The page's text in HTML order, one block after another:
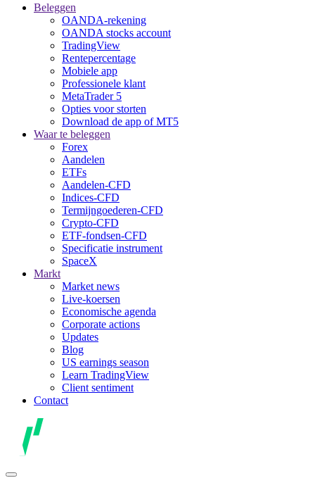
Beleggen
OANDA-rekening
OANDA stocks account
TradingView
Rentepercentage
Mobiele app
Professionele klant
MetaTrader 5
Opties voor storten
Download de app of MT5
Waar te beleggen
Forex
Aandelen
ETFs
Aandelen-CFD
Indices-CFD
Termijngoederen-CFD
Crypto-CFD
ETF-fondsen-CFD
Specificatie instrument
SpaceX
Markt
Market news
Live-koersen
Economische agenda
Corporate actions
Updates
Blog
US earnings season
Learn TradingView
Client sentiment
Contact